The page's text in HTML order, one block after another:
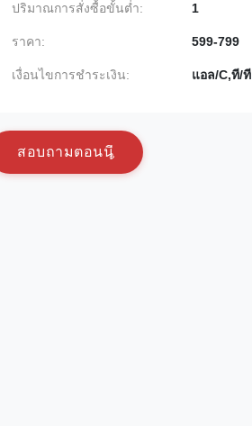
ปริมาณการสั่งซื้อขั้นต่ำ: 1
ราคา: 599-799
เงื่อนไขการชำระเงิน: แอล/C,ที/ที
สอบถามตอนน